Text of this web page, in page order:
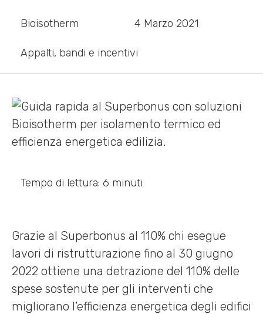
Bioisotherm 4 Marzo 2021
Appalti, bandi e incentivi
Tempo di lettura: 6 minuti
Grazie al Superbonus al 110% chi esegue
lavori di ristrutturazione fino al 30 giugno
2022 ottiene una detrazione del 110% delle
spese sostenute per gli interventi che
migliorano l’efficienza energetica degli edifici